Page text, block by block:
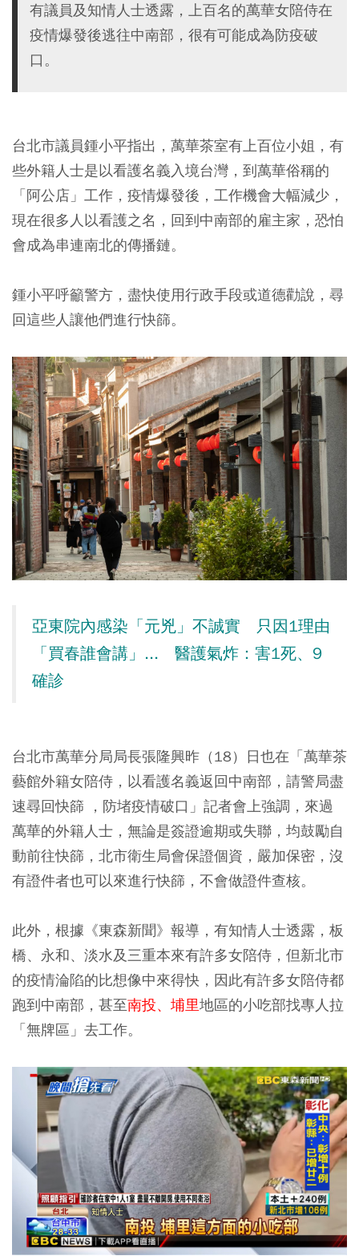
有議員及知情人士透露，上百名的萬華女陪侍在
疫情爆發後逃往中南部，很有可能成為防疫破
口。
台北市議員鍾小平指出，萬華茶室有上百位小姐，有
些外籍人士是以看護名義入境台灣，到萬華俗稱的
「阿公店」工作，疫情爆發後，工作機會大幅減少，
現在很多人以看護之名，回到中南部的雇主家，恐怕
會成為串連南北的傳播鏈。
鍾小平呼籲警方，盡快使用行政手段或道德勸說，尋
回這些人讓他們進行快篩。
亞東院內感染「元兇」不誠實 只因1理由
「買春誰會講」... 醫護氣炸：害1死、9
確診
台北市萬華分局局長張隆興昨（18）日也在「萬華茶
藝館外籍女陪侍，以看護名義返回中南部，請警局盡
速尋回快篩 ，防堵疫情破口」記者會上強調，來過
萬華的外籍人士，無論是簽證逾期或失聯，均鼓勵自
動前往快篩，北市衛生局會保證個資，嚴加保密，沒
有證件者也可以來進行快篩，不會做證件查核。
此外，根據《東森新聞》報導，有知情人士透露，板
橋、永和、淡水及三重本來有許多女陪侍，但新北市
的疫情淪陷的比想像中來得快，因此有許多女陪侍都
跑到中南部，甚至南投、埔里地區的小吃部找專人拉
「無牌區」去工作。